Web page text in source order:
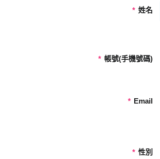
* 姓名
* 帳號(手機號碼)
* Email
* 性別